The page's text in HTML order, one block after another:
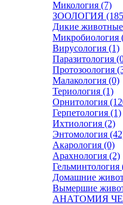
Микология (7)
ЗООЛОГИЯ
Дикие
Микробиология
Вирусология (1)
Паразитология
Протозоология
Малакология (0)
Териология (1)
Орнитология
Герпетология (1)
Ихтиология (2)
Энтомология
Акарология (0)
Арахнология (2)
Гельминтология
Домашние
Вымершие
АНАТОМИЯ